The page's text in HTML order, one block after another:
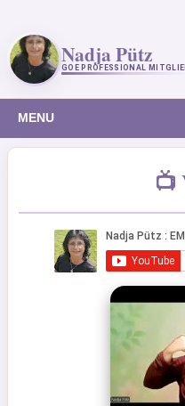
Nadja Pütz
GOE PROFESSIONAL
MENU
📺